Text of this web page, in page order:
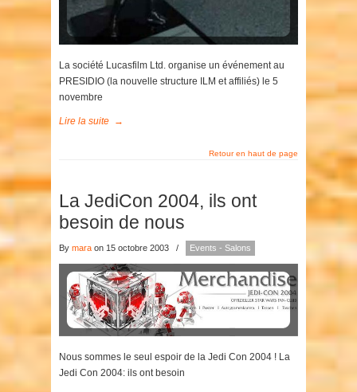
La société Lucasfilm Ltd. organise un événement au
PRESIDIO (la nouvelle structure ILM et affiliés) le 5
novembre
Lire la suite →
Retour en haut de page
La JediCon 2004, ils ont
besoin de nous
By mara on 15 octobre 2003 / Events - Salons
Nous sommes le seul espoir de la Jedi Con 2004 ! La
Jedi Con 2004: ils ont besoin